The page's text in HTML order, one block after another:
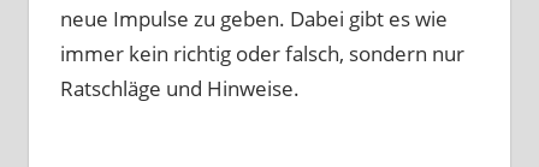
neue Impulse zu geben. Dabei gibt es wie
immer kein richtig oder falsch, sondern nur
Ratschläge und Hinweise.